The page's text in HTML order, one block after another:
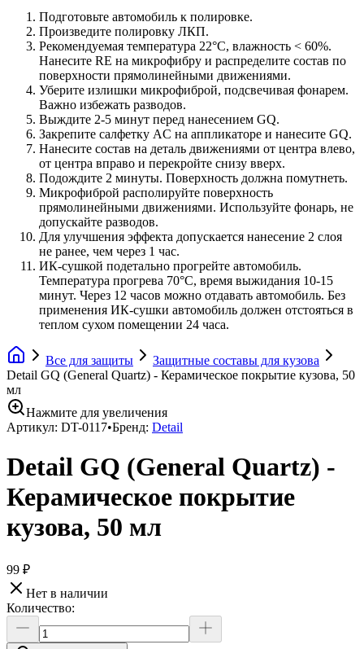
Подготовьте автомобиль к полировке.
Произведите полировку ЛКП.
Рекомендуемая температура 22°С, влажность < 60%.
Нанесите RE на микрофибру и распределите состав по
поверхности прямолинейными движениями.
Уберите излишки микрофиброй, подсвечивая фонарем.
Важно избежать разводов.
Выждите 2-5 минут перед нанесением GQ.
Закрепите салфетку AC на аппликаторе и нанесите GQ.
Нанесите состав на деталь движениями от центра влево,
от центра вправо и перекройте снизу вверх.
Подождите 2 минуты. Поверхность должна помутнеть.
Микрофиброй располируйте поверхность
прямолинейными движениями. Используйте фонарь, не
допускайте разводов.
Для улучшения эффекта допускается нанесение 2 слоя
не ранее, чем через 1 час.
ИК-сушкой подетально прогрейте автомобиль.
Температура прогрева 70°С, время выжидания 10-15
минут. Через 12 часов можно отдавать автомобиль. Без
применения ИК-сушки автомобиль должен отстояться в
теплом сухом помещении 24 часа.
Все для защиты
Защитные составы для кузова
Detail GQ (General Quartz) - Керамическое покрытие кузова, 50
мл
Нажмите для увеличения
Артикул: DT-0117•Бренд: Detail
Detail GQ (General Quartz) -
Керамическое покрытие
кузова, 50 мл
99 ₽
Нет в наличии
Количество: